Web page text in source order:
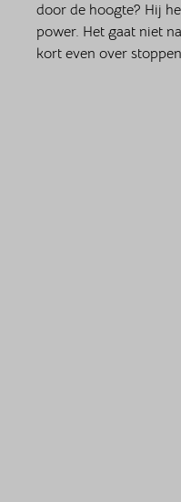
door de hoogte? Hij
power. Het gaat niet
kort even over stoppen